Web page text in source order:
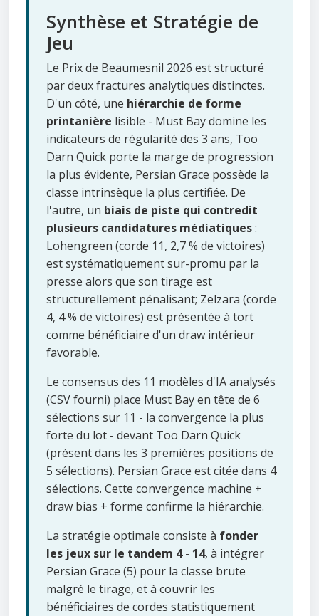
Synthèse et Stratégie de
Jeu
Le Prix de Beaumesnil 2026 est structuré
par deux fractures analytiques distinctes.
D'un côté, une hiérarchie de forme
printanière lisible - Must Bay domine les
indicateurs de régularité des 3 ans, Too
Darn Quick porte la marge de progression
la plus évidente, Persian Grace possède la
classe intrinsèque la plus certifiée. De
l'autre, un biais de piste qui contredit
plusieurs candidatures médiatiques:
Lohengreen (corde 11, 2,7 % de victoires)
est systématiquement sur-promu par la
presse alors que son tirage est
structurellement pénalisant; Zelzara (corde
4, 4 % de victoires) est présentée à tort
comme bénéficiaire d'un draw intérieur
favorable.
Le consensus des 11 modèles d'IA analysés
(CSV fourni) place Must Bay en tête de 6
sélections sur 11 - la convergence la plus
forte du lot - devant Too Darn Quick
(présent dans les 3 premières positions de
5 sélections). Persian Grace est citée dans 4
sélections. Cette convergence machine +
draw bias + forme confirme la hiérarchie.
La stratégie optimale consiste à fonder
les jeux sur le tandem 4 - 14, à intégrer
Persian Grace (5) pour la classe brute
malgré le tirage, et à couvrir les
bénéficiaires de cordes statistiquement